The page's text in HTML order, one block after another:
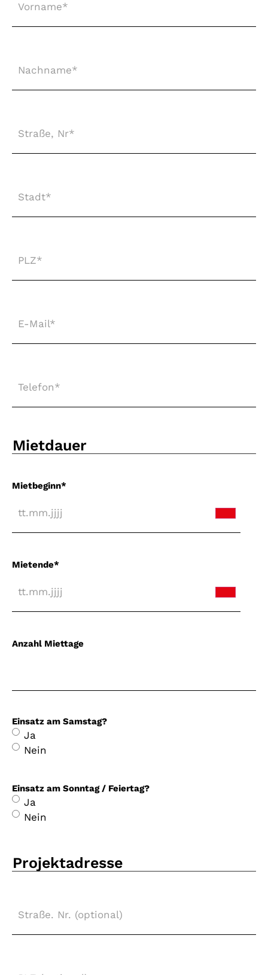
Nr*
Mail *
Mietdauer
Mietbeginn*
Mietende*
Anzahl Miettage
Einsatz am Samstag?
Ja
Nein
Einsatz am Sonntag / Feiertag?
Ja
Nein
Projektadresse
Nr.
(optional)